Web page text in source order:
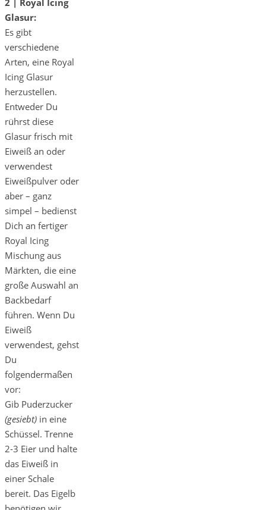
2 | Royal Icing
Glasur:
Es gibt
verschiedene
Arten, eine Royal
Icing Glasur
herzustellen.
Entweder Du
rührst diese
Glasur frisch mit
Eiweiß an oder
verwendest
Eiweißpulver oder
aber – ganz
simpel – bedienst
Dich an fertiger
Royal Icing
Mischung aus
Märkten, die eine
große Auswahl an
Backbedarf
führen. Wenn Du
Eiweiß
verwendest, gehst
Du
folgendermaßen
vor:
Gib Puderzucker
(gesiebt) in eine
Schüssel. Trenne
2-3 Eier und halte
das Eiweiß in
einer Schale
bereit. Das Eigelb